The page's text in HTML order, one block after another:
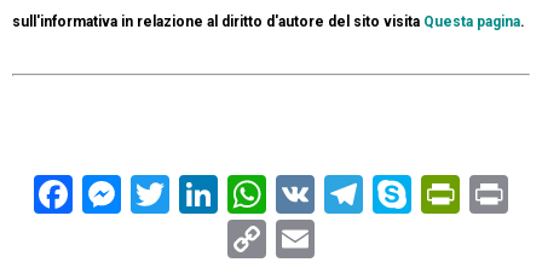
sull'informativa in relazione al diritto d'autore del sito visita Questa pagina.
Facebook
Messenger
TwitterLinkedIn
WhatsApp
VK Telegram
Skype
Copy